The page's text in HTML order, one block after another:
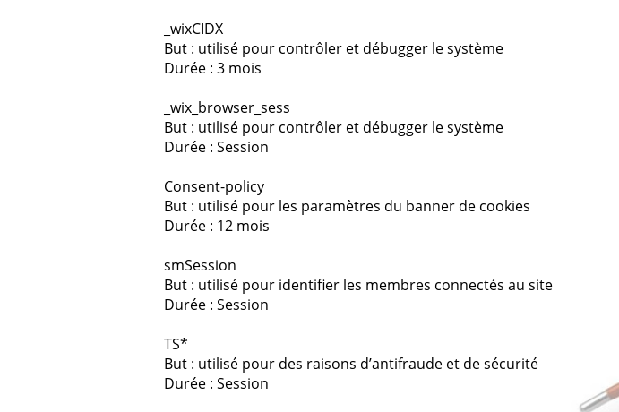
_wixCIDX
But : utilisé pour contrôler et débugger le système
Durée : 3 mois
_wix_browser_sess
But : utilisé pour contrôler et débugger le système
Durée : Session
Consent-policy
But : utilisé pour les paramètres du banner de cookies
Durée : 12 mois
smSession
But : utilisé pour identifier les membres connectés au site
Durée : Session
TS*
But : utilisé pour des raisons d’antifraude et de sécurité
Durée : Session